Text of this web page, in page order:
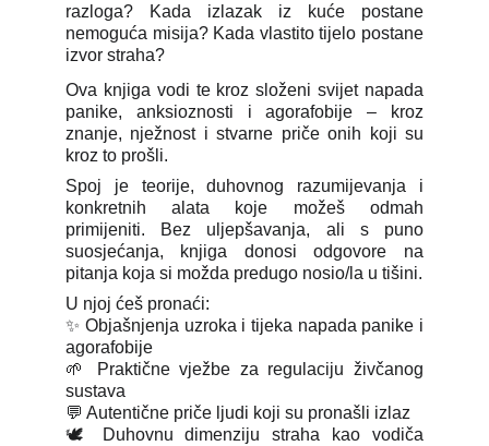
razloga? Kada izlazak iz kuće postane
nemoguća misija? Kada vlastito tijelo postane
izvor straha?
Ova knjiga vodi te kroz složeni svijet napada
panike, anksioznosti i agorafobije – kroz
znanje, nježnost i stvarne priče onih koji su
kroz to prošli.
Spoj je teorije, duhovnog razumijevanja i
konkretnih alata koje možeš odmah
primijeniti. Bez uljepšavanja, ali s puno
suosjećanja, knjiga donosi odgovore na
pitanja koja si možda predugo nosio/la u tišini.
U njoj ćeš pronaći:
✨ Objašnjenja uzroka i tijeka napada panike i
agorafobije
🌱 Praktične vježbe za regulaciju živčanog
sustava
💬 Autentične priče ljudi koji su pronašli izlaz
🕊️ Duhovnu dimenziju straha kao vodiča